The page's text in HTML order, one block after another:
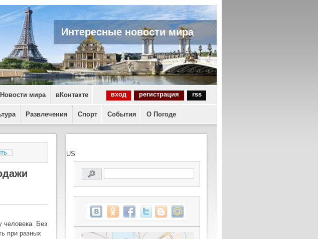
Интересные новости мира
Новости мира вКонтакте вход регистрация rss
Развлечения Спорт События О Погоде
человека. Без
при разных
US